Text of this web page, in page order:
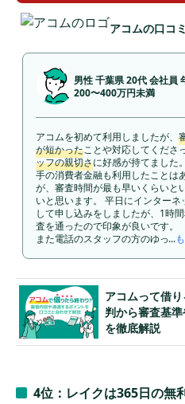
アコムの口コミ
男性 千葉県 20代 会社員
200〜400万円未満
アコムを初めて利用しましたが、
が短かったことや対応してくださ
ッフの親切さに好感が持てました
手の消費者金融も利用したことは
が、審査時間が最も早いくらいと
いと思います。 平日にインターネ
して申し込みをしましたが、1時
査を通ったので印象が良いです。
また電話のスタッフの方のゆっく
ったのですが、落ち着いた喋り方
め聞き取りやすい印象があります
わからないことも質問しましたが
回答してくださったので満足して
金利も高くなく、信頼できるため
います。
...
アコムって借
判から審査基
を徹底解説
4位：レイクは365日の無